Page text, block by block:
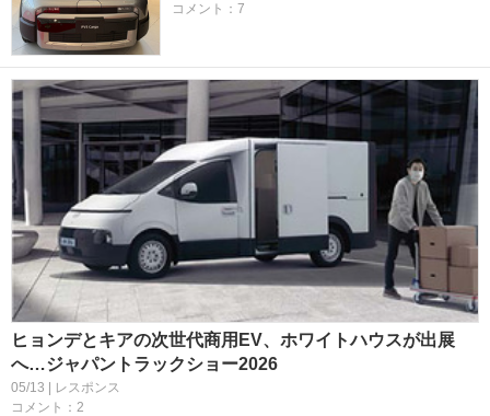
コメント：7
ヒョンデとキアの次世代商用EV、ホワイトハウスが出展
へ…ジャパントラックショー2026
05/13 | レスポンス
コメント：2